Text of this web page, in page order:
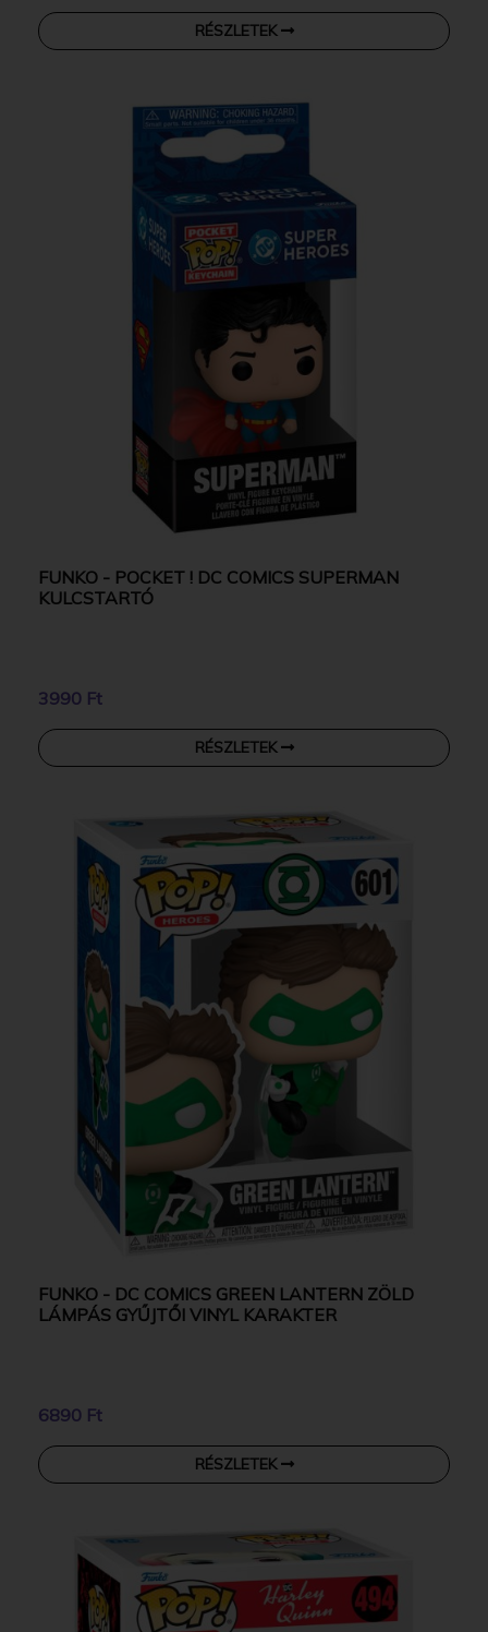
RÉSZLETEK
FUNKO - POCKET ! DC COMICS SUPERMAN
KULCSTARTÓ
3990 Ft
RÉSZLETEK
FUNKO - DC COMICS GREEN LANTERN ZÖLD
LÁMPÁS GYŰJTŐI VINYL KARAKTER
6890 Ft
RÉSZLETEK